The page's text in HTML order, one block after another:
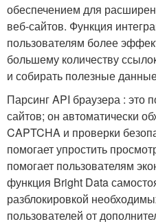
обеспечением для
веб-сайтов. Функция
пользователям более
большему количеству
и собирать полезные
Парсинг API браузера : это
сайтов; он автоматически
CAPTCHA и проверки
помогает упростить
помогает пользователям
функция Bright Data
разблокировкой
пользователей от